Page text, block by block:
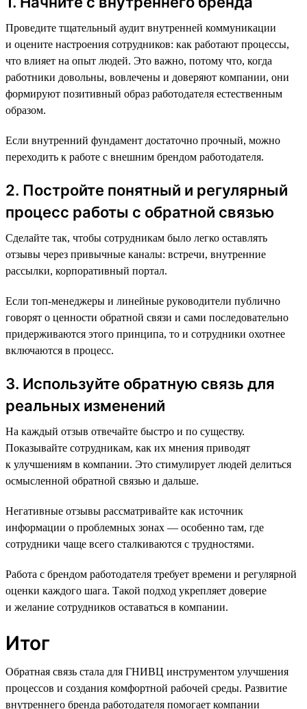
Проведите тщательный аудит внутренней коммуникации
и оцените настроения сотрудников: как работают процессы,
что влияет на опыт людей. Это важно, потому что, когда
работники довольны, вовлечены и доверяют компании, они
формируют позитивный образ работодателя естественным
образом.
Если внутренний фундамент достаточно прочный, можно
переходить к работе с внешним брендом работодателя.
2. Постройте понятный и регулярный
процесс работы с обратной связью
Сделайте так, чтобы сотрудникам было легко оставлять
отзывы через привычные каналы: встречи, внутренние
рассылки, корпоративный портал.
Если топ-менеджеры и линейные руководители публично
говорят о ценности обратной связи и сами последовательно
придерживаются этого принципа, то и сотрудники охотнее
включаются в процесс.
3. Используйте обратную связь для
реальных изменений
На каждый отзыв отвечайте быстро и по существу.
Показывайте сотрудникам, как их мнения приводят
к улучшениям в компании. Это стимулирует людей делиться
осмысленной обратной связью и дальше.
Негативные отзывы рассматривайте как источник
информации о проблемных зонах — особенно там, где
сотрудники чаще всего сталкиваются с трудностями.
Работа с брендом работодателя требует времени и регулярной
оценки каждого шага. Такой подход укрепляет доверие
и желание сотрудников оставаться в компании.
Итог
Обратная связь стала для ГНИВЦ инструментом улучшения
процессов и создания комфортной рабочей среды. Развитие
внутреннего бренда работодателя помогает компании